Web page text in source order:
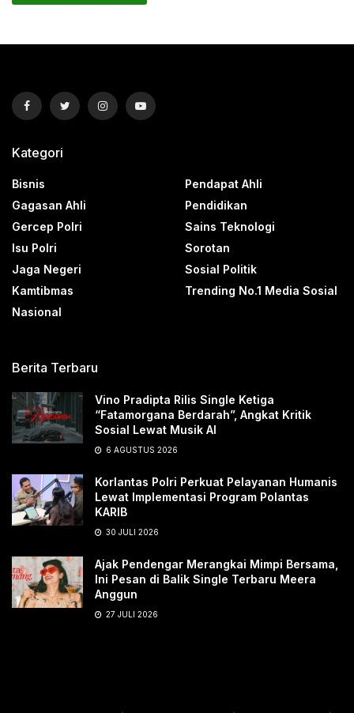
Kategori
Bisnis
Gagasan Ahli
Gercep Polri
Isu Polri
Jaga Negeri
Kamtibmas
Nasional
Pendapat Ahli
Pendidikan
Sains Teknologi
Sorotan
Sosial Politik
Trending No.1 Media Sosial
Berita Terbaru
Vino Pradipta Rilis Single Ketiga
“Fatamorgana Berdarah”, Angkat Kritik
Sosial Lewat Musik AI
6 AGUSTUS 2026
Korlantas Polri Perkuat Pelayanan Humanis
Lewat Implementasi Program Polantas
KARIB
30 JULI 2026
Ajak Pendengar Merangkai Mimpi Bersama,
Ini Pesan di Balik Single Terbaru Meera
Anggun
27 JULI 2026